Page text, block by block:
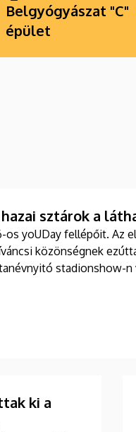
Belgyógyászat "C"
épület
hazai sztárok a
os yoUDay fellépőit. Az
közönségnek
stadionshow-
ki a